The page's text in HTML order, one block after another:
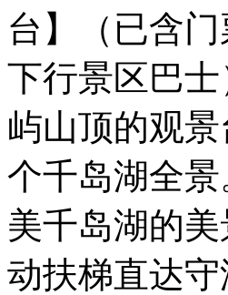
台】（已含
下行景区巴
屿山顶的观
个千岛湖全
美千岛湖的
动扶梯直达